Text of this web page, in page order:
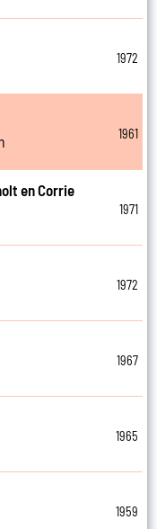
1972
1961
en Corrie
1971
1972
1967
1965
1959